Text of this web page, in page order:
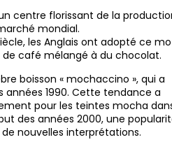
centre florissant de la
mondial.
les Anglais ont adopté ce
café mélangé à du chocolat.
boisson « mochaccino », qui a
années 1990. Cette tendance a
pour les teintes mocha
des années 2000, une
nouvelles interprétations.